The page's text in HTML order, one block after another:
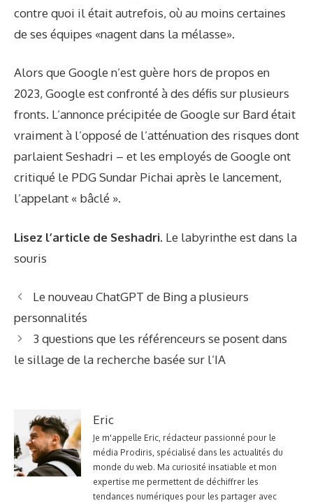
contre quoi il était autrefois, où au moins certaines
de ses équipes «nagent dans la mélasse».
Alors que Google n’est guère hors de propos en
2023, Google est confronté à des défis sur plusieurs
fronts. L’annonce précipitée de Google sur Bard était
vraiment à l’opposé de l’atténuation des risques dont
parlaient Seshadri – et les employés de Google ont
critiqué le PDG Sundar Pichai après le lancement,
l’appelant « bâclé ».
Lisez l’article de Seshadri. Le labyrinthe est dans la
souris
Le nouveau ChatGPT de Bing a plusieurs
personnalités
3 questions que les référenceurs se posent dans
le sillage de la recherche basée sur l’IA
Eric
Je m'appelle Eric, rédacteur passionné pour le
média Prodiris, spécialisé dans les actualités du
monde du web. Ma curiosité insatiable et mon
expertise me permettent de déchiffrer les
tendances numériques pour les partager avec